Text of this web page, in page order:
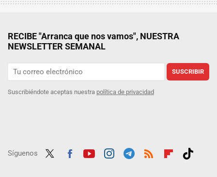
RECIBE "Arranca que nos vamos", NUESTRA
NEWSLETTER SEMANAL
SUSCRIBIR
Suscribiéndote aceptas nuestra política de privacidad
Síguenos